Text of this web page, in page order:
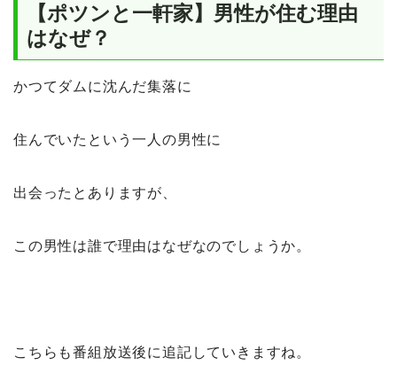
【ポツンと一軒家】男性が住む理由
はなぜ？
かつてダムに沈んだ集落に
住んでいたという一人の男性に
出会ったとありますが、
この男性は誰で理由はなぜなのでしょうか。
こちらも番組放送後に追記していきますね。